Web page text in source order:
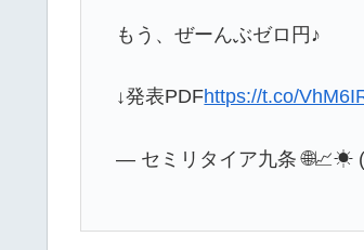
もう、ぜーんぶゼロ円♪
↓発表PDFhttps://t.co/
— セミリタイア九条 🌐📈☀